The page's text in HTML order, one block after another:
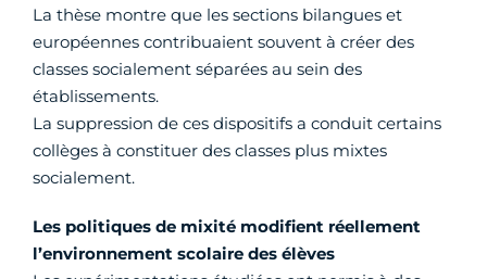
La thèse montre que les sections bilangues et
européennes contribuaient souvent à créer des
classes socialement séparées au sein des
établissements.
La suppression de ces dispositifs a conduit certains
collèges à constituer des classes plus mixtes
socialement.
Les politiques de mixité modifient réellement
l’environnement scolaire des élèves